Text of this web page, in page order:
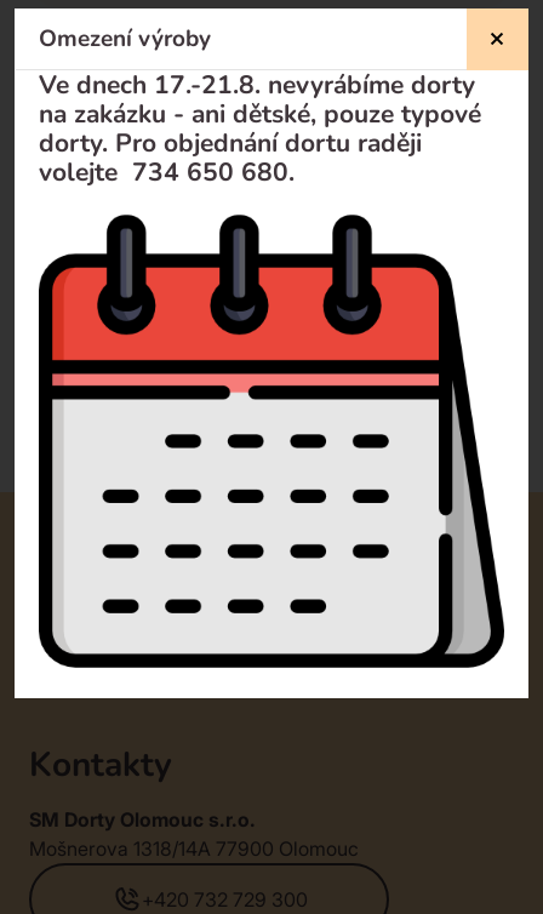
Nevíte si rady?
Pomůžeme Vám
+420 732 729 300
Pište
info@dorty-olomouc.cz
0 recenzí
Kontakty
SM Dorty Olomouc s.r.o.
Mošnerova 1318/14A 77900 Olomouc
+420 732 729 300
Omezení výroby
Ve dnech 17.-21.8. nevyrábíme dorty
na zakázku - ani dětské, pouze typové
dorty. Pro objednání dortu raději
volejte 734 650 680.